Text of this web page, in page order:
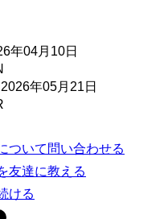
年04月10日
年05月21日
ついて問い合わせる
友達に教える
ける